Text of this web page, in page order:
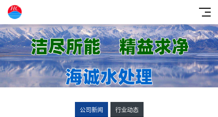
公司新闻 行业动态